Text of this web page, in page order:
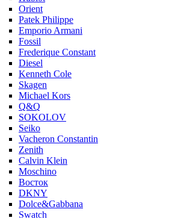
Orient
Patek Philippe
Emporio Armani
Fossil
Frederique Constant
Diesel
Kenneth Cole
Skagen
Michael Kors
Q&Q
SOKOLOV
Seiko
Vacheron Constantin
Zenith
Calvin Klein
Moschino
Восток
DKNY
Dolce&Gabbana
Swatch